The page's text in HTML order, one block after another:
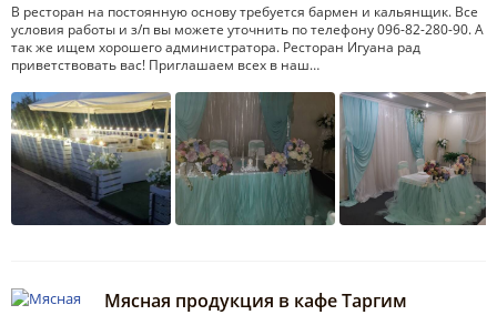
В ресторан на постоянную основу требуется бармен и кальянщик. Все
условия работы и з/п вы можете уточнить по телефону 096-82-280-90. А
так же ищем хорошего администратора. Ресторан Игуана рад
приветствовать вас! Приглашаем всех в наш…
Мясная продукция в кафе Таргим